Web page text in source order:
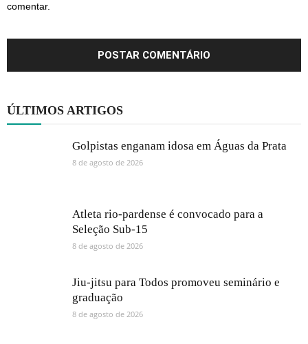
comentar.
ÚLTIMOS ARTIGOS
Golpistas enganam idosa em Águas da Prata
8 de agosto de 2026
Atleta rio-pardense é convocado para a
Seleção Sub-15
8 de agosto de 2026
Jiu-jitsu para Todos promoveu seminário e
graduação
8 de agosto de 2026